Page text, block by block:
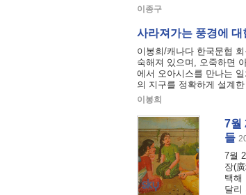
이종구
사라져가는 풍경에 대
이봉희/캐나다 한국문협
숙해져 있으며, 오죽하면
에서 오아시스를 만나는
의 지구를 정확하게 설계
이봉희
7월
들
7월
장(
택해
달리